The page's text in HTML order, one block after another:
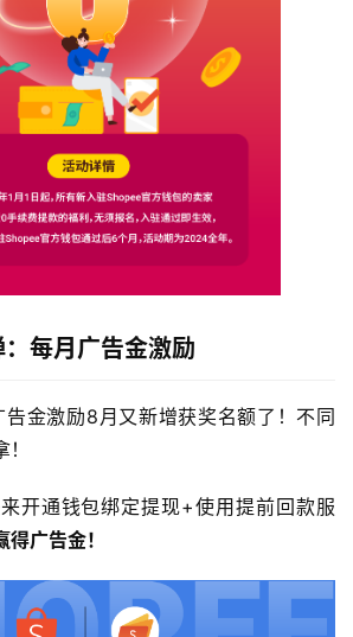
每月广告金激励
金激励8月又新增获奖名额了！不同
开通钱包绑定提现+使用提前回款服
广告金！